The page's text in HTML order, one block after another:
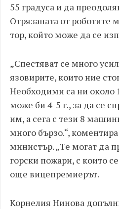
55 градуса и да
Отрязаната от роботите
тор, който може да се
„Спестяват се много
язовирите, които ние
Необходими са ни около
може би 4-5 г., за да се
им, а сега с тези 8
много бързо.“,
министър. „Те могат да
горски пожари, с които
още вицепремиерът.
Корнелия Нинова